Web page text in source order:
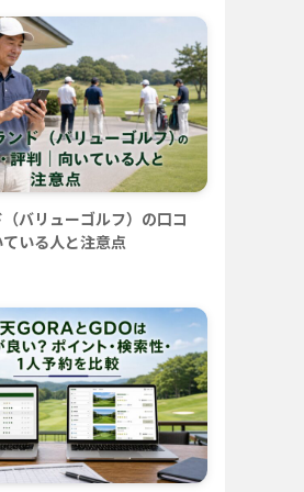
バリューゴルフ）の口コ
いる人と注意点